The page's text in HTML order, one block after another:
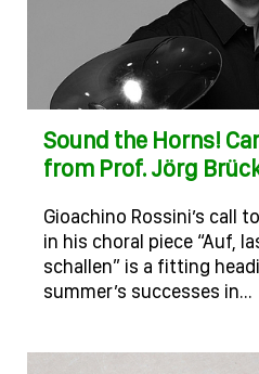
Sound the Horns!
from Prof. Jörg
Gioachino Rossini’s call
in his choral piece “Auf,
schallen” is a fitting
summer’s successes in…